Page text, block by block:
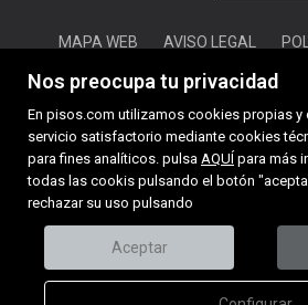
Nos preocupa tu privacidad
En pisos.com utilizamos cookies propias y
servicio satisfactorio mediante cookies
para fines analíticos. pulsa AQUÍ para más
todas las cookis pulsando el botón
rechazar su uso pulsando
Aceptar
MAPA WEB AVISO LEGAL